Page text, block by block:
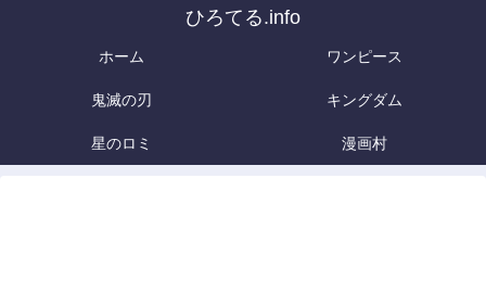
ひろてる.info
ホーム ワンピース
鬼滅の刃 キングダム
星のロミ 漫画村